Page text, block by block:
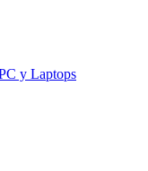
y Laptops